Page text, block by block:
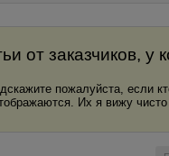
от заказчиков, у
пожалуйста, если
Их я вижу